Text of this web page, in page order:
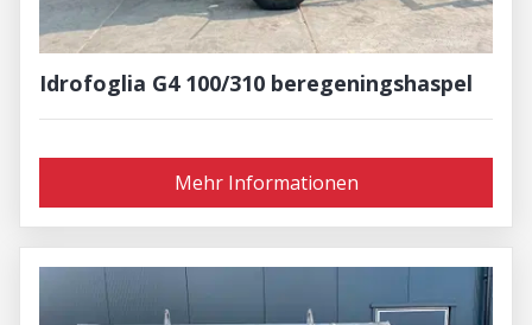
Idrofoglia G4 100/310 beregeningshaspel
Mehr Informationen